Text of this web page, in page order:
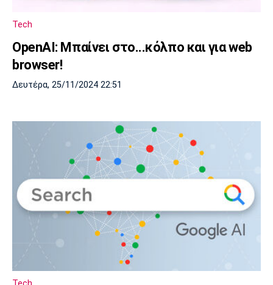
Tech
OpenAI: Μπαίνει στο...κόλπο και για web
browser!
Δευτέρα, 25/11/2024 22:51